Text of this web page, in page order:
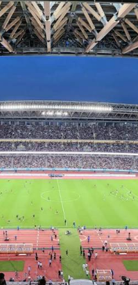
地で観戦するには？